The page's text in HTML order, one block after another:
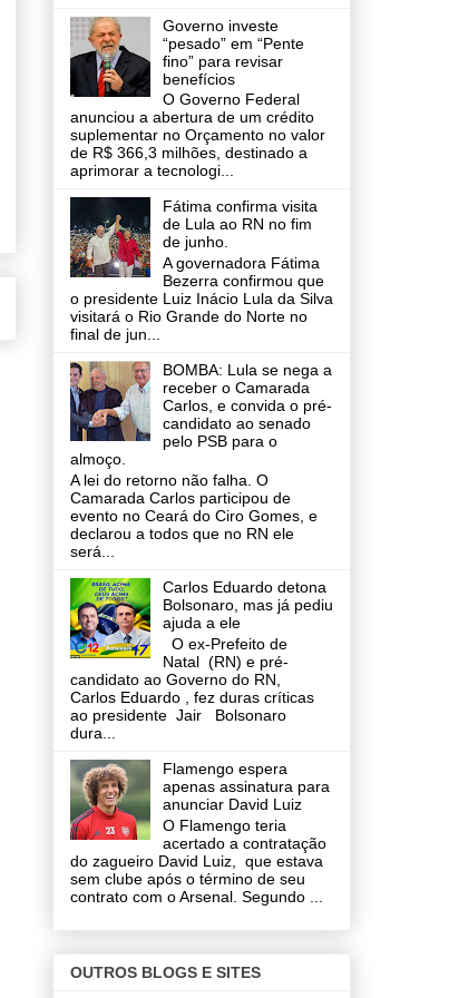
Governo investe
“pesado” em “Pente
fino” para revisar
benefícios
O Governo Federal
anunciou a abertura de um crédito
suplementar no Orçamento no valor
de R$ 366,3 milhões, destinado a
aprimorar a tecnologi...
Fátima confirma visita
de Lula ao RN no fim
de junho.
A governadora Fátima
Bezerra confirmou que
o presidente Luiz Inácio Lula da Silva
visitará o Rio Grande do Norte no
final de jun...
BOMBA: Lula se nega a
receber o Camarada
Carlos, e convida o pré-
candidato ao senado
pelo PSB para o
almoço.
A lei do retorno não falha. O
Camarada Carlos participou de
evento no Ceará do Ciro Gomes, e
declarou a todos que no RN ele
será...
Carlos Eduardo detona
Bolsonaro, mas já pediu
ajuda a ele
O ex-Prefeito de
Natal (RN) e pré-
candidato ao Governo do RN,
Carlos Eduardo , fez duras críticas
ao presidente Jair Bolsonaro
dura...
Flamengo espera
apenas assinatura para
anunciar David Luiz
O Flamengo teria
acertado a contratação
do zagueiro David Luiz, que estava
sem clube após o término de seu
contrato com o Arsenal. Segundo ...
OUTROS BLOGS E SITES